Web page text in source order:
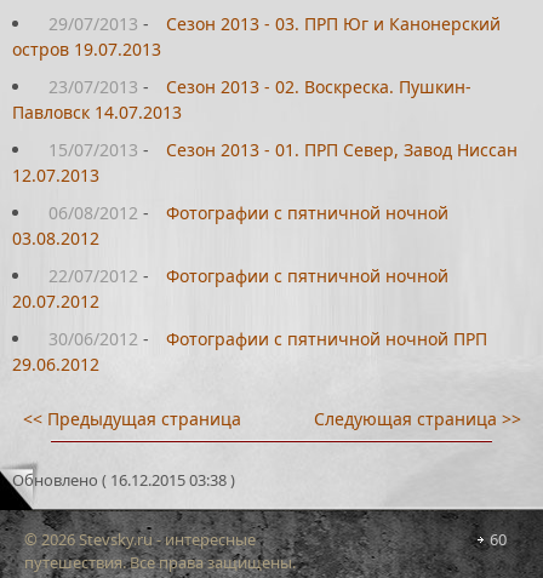
29/07/2013 -
Сезон 2013 - 03. ПРП Юг и Канонерский
остров 19.07.2013
23/07/2013 -
Сезон 2013 - 02. Воскреска. Пушкин-
Павловск 14.07.2013
15/07/2013 -
Сезон 2013 - 01. ПРП Север, Завод Ниссан
12.07.2013
06/08/2012 -
Фотографии с пятничной ночной
03.08.2012
22/07/2012 -
Фотографии с пятничной ночной
20.07.2012
30/06/2012 -
Фотографии с пятничной ночной ПРП
29.06.2012
<< Предыдущая страница Следующая страница >>
Обновлено ( 16.12.2015 03:38 )
60
© 2026 Stevsky.ru - интересные
путешествия. Все права защищены.